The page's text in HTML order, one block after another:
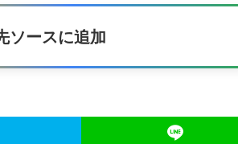
ソースに追加